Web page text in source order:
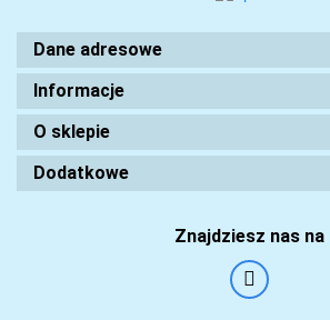
Dane adresowe
Informacje
O sklepie
Dodatkowe
Znajdziesz nas na